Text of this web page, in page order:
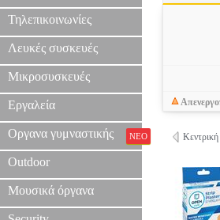
Τηλεπικοινωνίες
Λευκές συσκευές
Μικροσυσκευές
Εργαλεία
Οργανα γυμναστικής ΝΕΟ
Outdoor
Μουσικά όργανα